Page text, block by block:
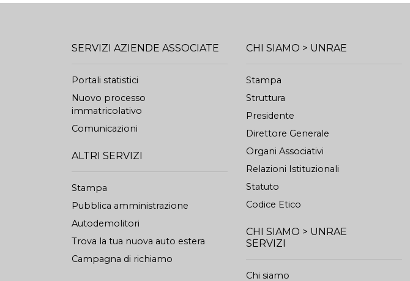
SERVIZI AZIENDE ASSOCIATE
Portali statistici
Nuovo processo
immatricolativo
Comunicazioni
ALTRI SERVIZI
Stampa
Pubblica amministrazione
Autodemolitori
Trova la tua nuova auto estera
Campagna di richiamo
CHI SIAMO > UNRAE
Stampa
Struttura
Presidente
Direttore Generale
Organi Associativi
Relazioni Istituzionali
Statuto
Codice Etico
CHI SIAMO > UNRAE
SERVIZI
Chi siamo